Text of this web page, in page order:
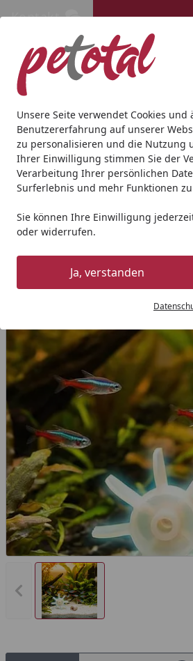
Unsere Seite verwendet Cookies
Benutzererfahrung auf unserer
zu personalisieren und die Nutzung
Ihrer Einwilligung stimmen Sie der
Verarbeitung Ihrer persönlichen
Surferlebnis und mehr Funktionen
Sie können Ihre Einwilligung
oder widerrufen.
Ja, verstanden
Kontakt
Hund Katze Aquaristik Teich
Startseite
Aquaristik Aquarientechnik
Vorheriges Bild anzeigen